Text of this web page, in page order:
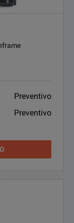
Preventivo
Preventivo